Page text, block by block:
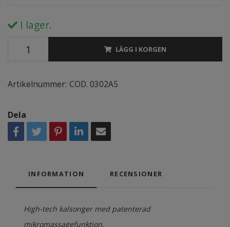
I lager.
LÄGG I KORGEN
Artikelnummer: COD. 0302A5
Dela
INFORMATION RECENSIONER
High-tech kalsonger med patenterad
mikromassagefunktion.